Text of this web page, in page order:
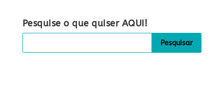
Pesquise o que quiser AQUI!